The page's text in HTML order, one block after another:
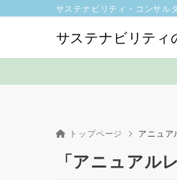
サステナビリティ
サステナビリティ・コンサル
トップページ アニュア
「アニュアル